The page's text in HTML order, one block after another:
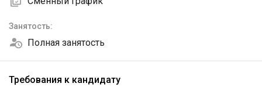
Занятость:
Полная занятость
Требования к кандидату